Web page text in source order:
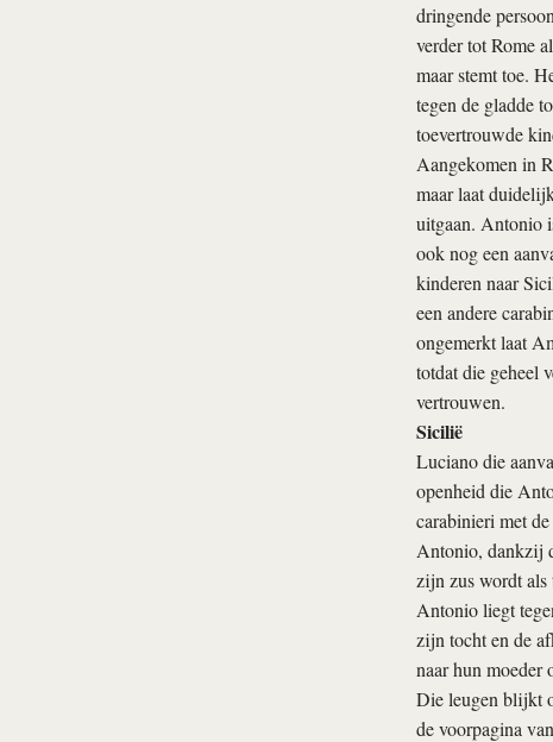
dringende
verder tot Rome
maar stemt toe.
tegen de gladde
toevertrouwde
Aangekomen in
maar laat
uitgaan. Antonio
ook nog een
kinderen naar
een andere
ongemerkt laat
totdat die geheel
vertrouwen.
Sicilië
Luciano die
openheid die
carabinieri met
Antonio, dankzij
zijn zus wordt als
Antonio liegt
zijn tocht en de
naar hun moeder
Die leugen blijkt
de voorpagina